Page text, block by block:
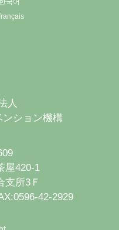
한국어
人
ション機構
屋420-1
支所3Ｆ
42-2929